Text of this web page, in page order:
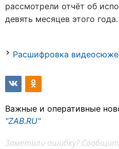
рассмотрели отчёт об
девять месяцев этого года.
Расшифровка
Важные и оперативные
"ZAB.RU"
Заметили ошибку?